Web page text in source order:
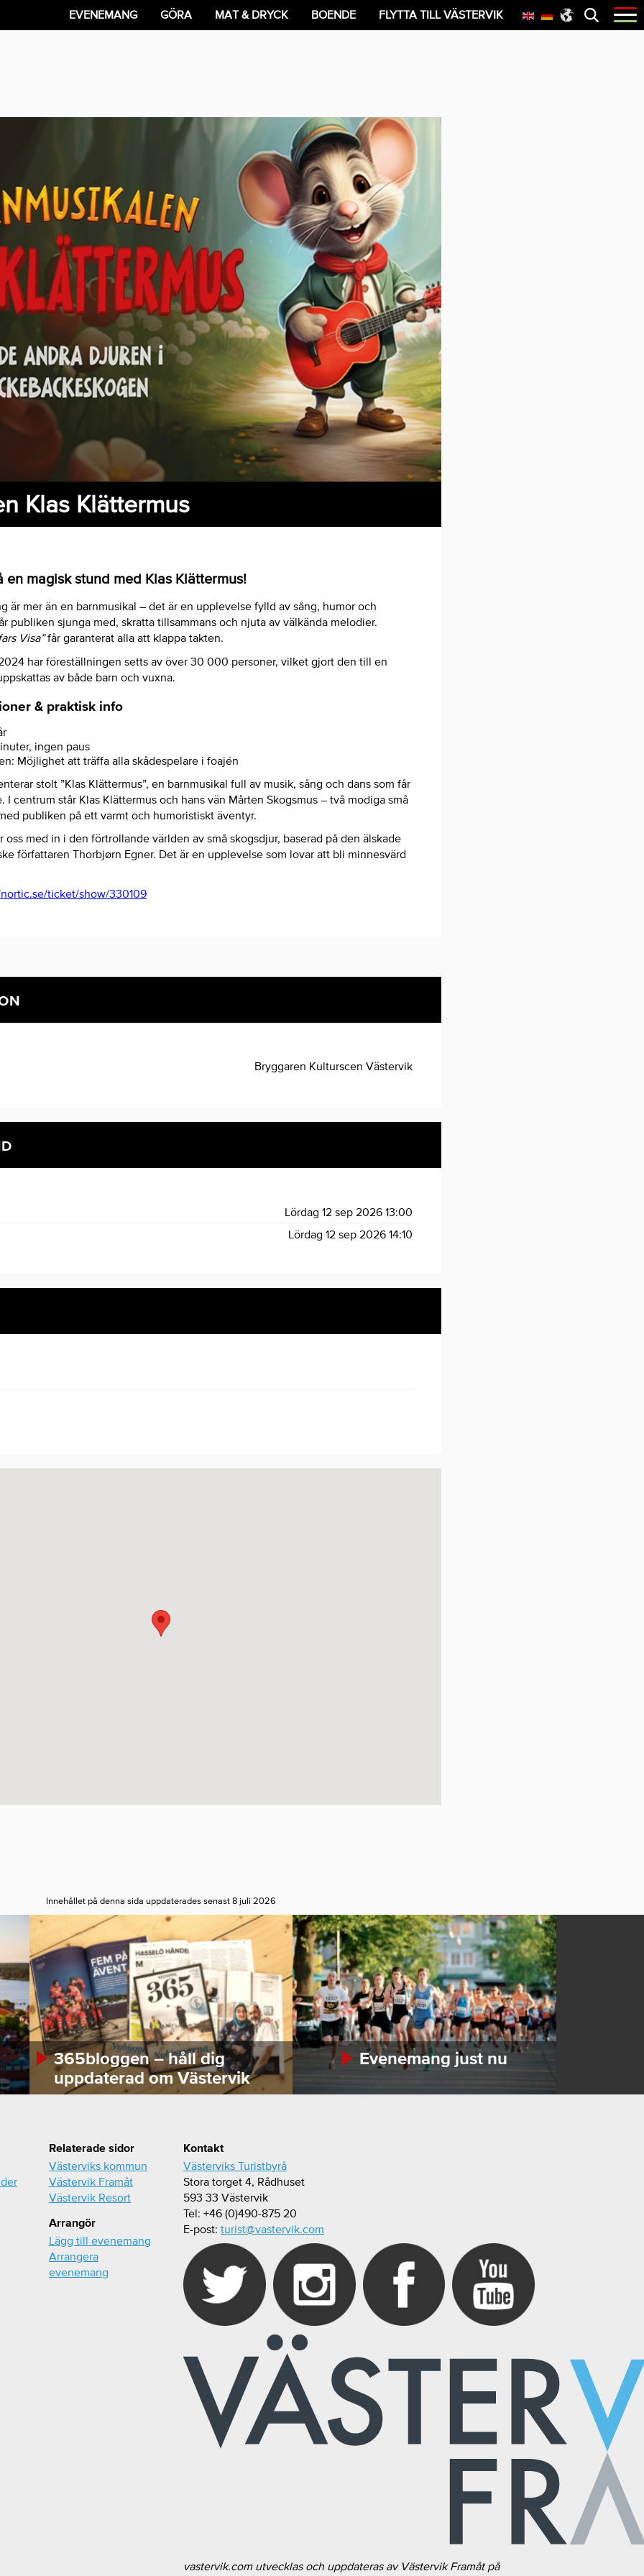
Öppna
menyn
EVENEMANG GÖRA MAT & DRYCK BOENDE FLYTTA TILL VÄSTERVIK
Klas Klättermus
en magisk stund med Klas Klättermus!
är mer än en barnmusikal – det är en upplevelse fylld av sång, humor och
publiken sjunga med, skratta tillsammans och njuta av välkända melodier.
Visa”får garanterat alla att klappa takten.
har föreställningen setts av över 30 000 personer, vilket gjort den till en
av både barn och vuxna.
& praktisk info
ingen paus
Möjlighet att träffa alla skådespelare i foajén
stolt ”Klas Klättermus”, en barnmusikal full av musik, sång och dans som får
I centrum står Klas Klättermus och hans vän Mårten Skogsmus – två modiga små
publiken på ett varmt och humoristiskt äventyr.
oss med in i den förtrollande världen av små skogsdjur, baserad på den älskade
författaren Thorbjørn Egner. Det är en upplevelse som lovar att bli minnesvärd
ticket/show/330109
Bryggaren Kulturscen Västervik
Lördag 12 sep 2026 13:00
Lördag 12 sep 2026 14:10
Innehållet på denna sida uppdaterades senast 8 juli 2026
365bloggen – håll dig
uppdaterad om Västervik
Evenemang just nu
Relaterade sidor
Västerviks kommun
Västervik Framåt
Västervik Resort
Arrangör
Lägg till evenemang
Arrangera
evenemang
Kontakt
Västerviks Turistbyrå
Stora torget 4, Rådhuset
593 33 Västervik
Tel: +46 (0)490-875 20
E-post: turist@vastervik.com
vastervik.com utvecklas och uppdateras av Västervik Framåt på